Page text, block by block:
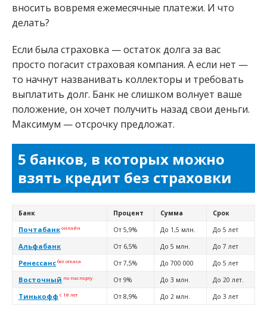
вносить вовремя ежемесячные платежи. И что
делать?
Если была страховка — остаток долга за вас
просто погасит страховая компания. А если нет —
то начнут названивать коллекторы и требовать
выплатить долг. Банк не слишком волнует ваше
положение, он хочет получить назад свои деньги.
Максимум — отсрочку предложат.
5 банков, в которых можно
взять кредит без страховки
Банк Процент Сумма Срок
Почтабанконлайн От 5,9% До 1,5 млн. До 5 лет
Альфабанк От 6,5% До 5 млн. До 7 лет
Ренессансбез отказа От 7,5% До 700 000 До 5 лет
Восточный по паспорту От 9% До 3 млн. До 20 лет.
Тинькофф с 18 лет От 8,9% До 2 млн. До 3 лет